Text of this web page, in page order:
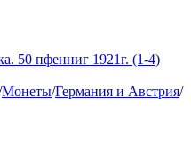
50 пфенниг 1921г. (1-4)
Монеты/Германия и Австрия/